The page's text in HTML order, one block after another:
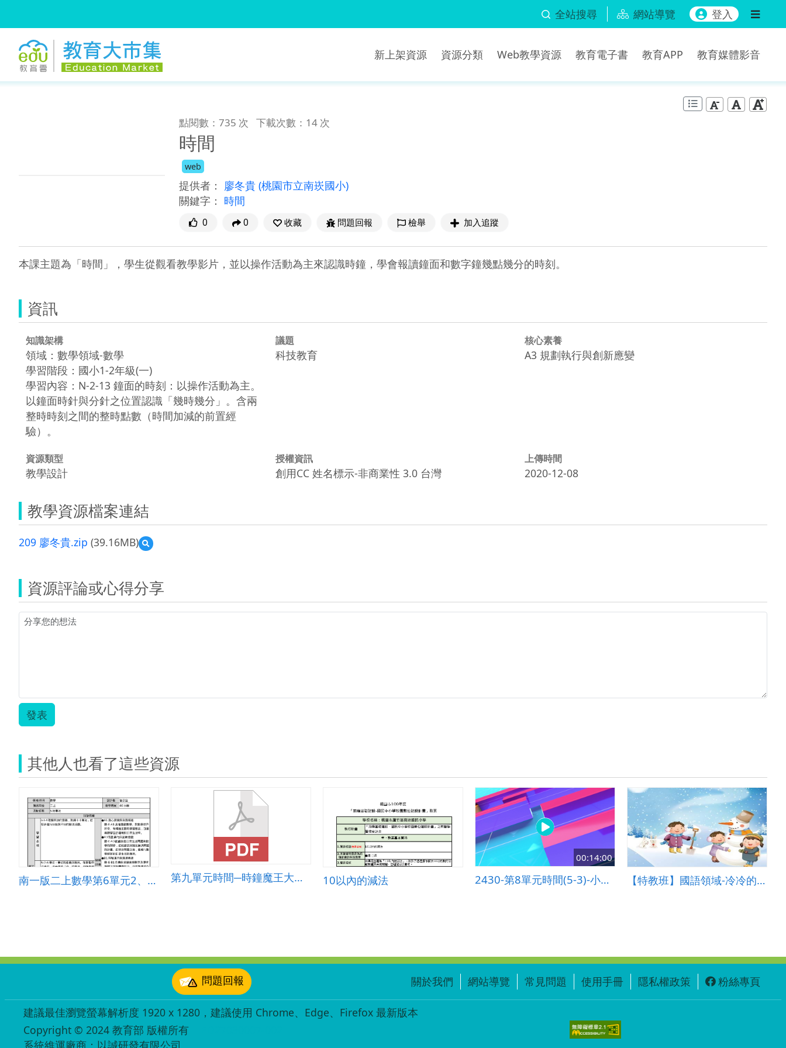
全站搜尋 網站導覽 登入
新上架資源 資源分類 Web教學資源 教育電子書 教育APP 教育媒體影音
點閱數：735 次 下載次數：14 次
時間
web
提供者： 廖冬貴 (桃園市立南崁國小)
關鍵字： 時間
0 0 收藏 問題回報 檢舉 加入追蹤
本課主題為「時間」，學生從觀看教學影片，並以操作活動為主來認識時鐘，學會報讀鐘面和數字鐘幾點幾分的時刻。
資訊
知識架構
領域：數學領域-數學
學習階段：國小1-2年級(一)
學習內容：N-2-13 鐘面的時刻：以操作活動為主。
以鐘面時針與分針之位置認識「幾時幾分」。含兩
整時時刻之間的整時點數（時間加減的前置經
驗）。
議題
科技教育
核心素養
A3 規劃執行與創新應變
資源類型
教學設計
授權資訊
創用CC 姓名標示-非商業性 3.0 台灣
上傳時間
2020-12-08
教學資源檔案連結
209 廖冬貴.zip (39.16MB)
預
覽
冬
貴.zip
資源評論或心得分享
發表
其他人也看了這些資源
南一版二上數學第6單元2、5、4、8的乘法 第九單元時間─時鐘魔王大解密 10以內的減法
00:14:00
2430-第8單元時間(5-3)-小二數學(翰林) 【特教班】國語領域-冷冷的冬天
問題回報 關於我們 網站導覽 常見問題 使用手冊 隱私權政策 粉絲專頁
建議最佳瀏覽螢幕解析度 1920 x 1280，建議使用 Chrome、Edge、Firefox 最新版本
Copyright © 2024 教育部 版權所有
系統維運廠商：以誠研發有限公司